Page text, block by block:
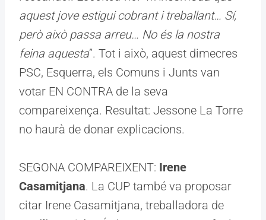
aquest jove estigui cobrant i treballant… Sí,
però això passa arreu… No és la nostra
feina aquesta”. Tot i això, aquest dimecres
PSC, Esquerra, els Comuns i Junts van
votar EN CONTRA de la seva
compareixença. Resultat: Jessone La Torre
no haurà de donar explicacions.
SEGONA COMPAREIXENT: Irene
Casamitjana. La CUP també va proposar
citar Irene Casamitjana, treballadora de